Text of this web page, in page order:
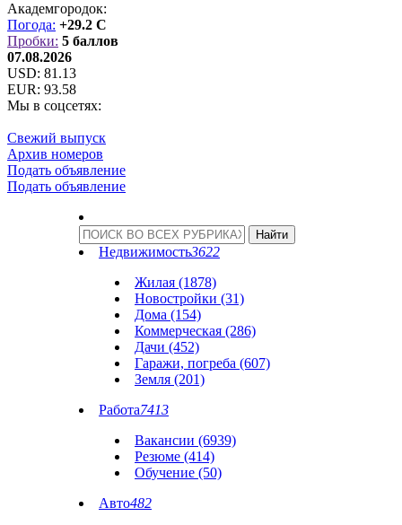
Академгородок:
Погода: +29.2 C
Пробки: 5 баллов
07.08.2026
USD: 81.13
EUR: 93.58
Мы в соцсетях:
Свежий выпуск
Архив номеров
Подать объявление
Подать объявление
Недвижимость3622
Жилая (1878)
Новостройки (31)
Дома (154)
Коммерческая (286)
Дачи (452)
Гаражи, погреба (607)
Земля (201)
Работа7413
Вакансии (6939)
Резюме (414)
Обучение (50)
Авто482